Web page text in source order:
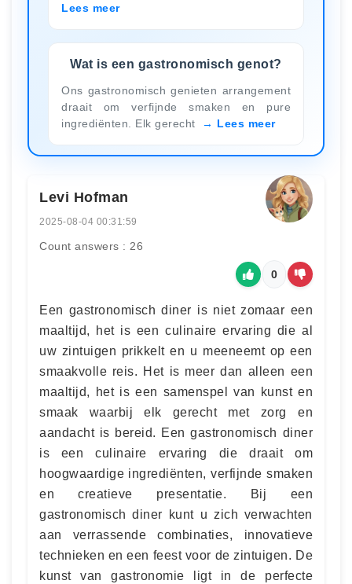
Lees meer
Wat is een gastronomisch genot?
Ons gastronomisch genieten arrangement
draait om verfijnde smaken en pure
ingrediënten. Elk gerecht
Lees meer
Levi Hofman
2025-08-04 00:31:59
Count answers : 26
0
Een gastronomisch diner is niet zomaar een
maaltijd, het is een culinaire ervaring die al
uw zintuigen prikkelt en u meeneemt op een
smaakvolle reis. Het is meer dan alleen een
maaltijd, het is een samenspel van kunst en
smaak waarbij elk gerecht met zorg en
aandacht is bereid. Een gastronomisch diner
is een culinaire ervaring die draait om
hoogwaardige ingrediënten, verfijnde smaken
en creatieve presentatie. Bij een
gastronomisch diner kunt u zich verwachten
aan verrassende combinaties, innovatieve
technieken en een feest voor de zintuigen. De
kunst van gastronomie ligt in de perfecte